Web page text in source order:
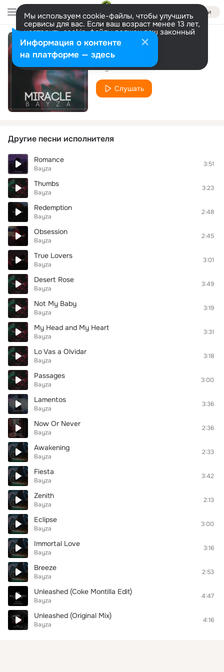
Войти
Мы используем cookie-файлы, чтобы улучшить
сервисы для вас. Если ваш возраст менее 13 лет,
настроить cookie-файлы должен ваш законный
представитель. Больше информации
Разрешить все Настроить
Miracle
Bayza
Слушать
Другие песни исполнителя
Romance
Bayza
3:51
Thumbs
Bayza
3:23
Redemption
Bayza
2:48
Obsession
Bayza
2:45
True Lovers
Bayza
3:01
Desert Rose
Bayza
3:49
Not My Baby
Bayza
3:19
My Head and My Heart
Bayza
3:31
Lo Vas a Olvidar
Bayza
3:18
Passages
Bayza
3:00
Lamentos
Bayza
3:36
Now Or Never
Bayza
2:36
Awakening
Bayza
2:33
Fiesta
Bayza
3:42
Zenith
Bayza
2:13
Eclipse
Bayza
3:00
Immortal Love
Bayza
3:16
Breeze
Bayza
2:53
Unleashed (Coke Montilla Edit)
Bayza
4:47
Unleashed (Original Mix)
Bayza
4:16
Информация о контенте
на платформе — здесь